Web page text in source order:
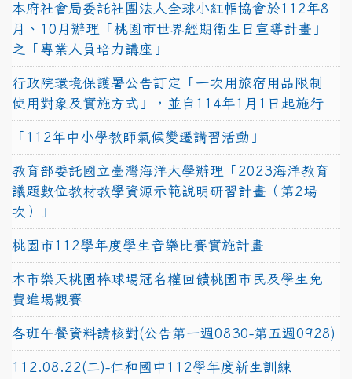
本府社會局委託社團法人全球小紅帽協會於112年8
月、10月辦理「桃園市世界經期衛生日宣導計畫」
之「專業人員培力講座」
行政院環境保護署公告訂定「一次用旅宿用品限制
使用對象及實施方式」，並自114年1月1日起施行
「112年中小學教師氣候變遷講習活動」
教育部委託國立臺灣海洋大學辦理「2023海洋教育
議題數位教材教學資源示範說明研習計畫（第2場
次）」
桃園市112學年度學生音樂比賽實施計畫
本市樂天桃園棒球場冠名權回饋桃園市民及學生免
費進場觀賽
各班午餐資料請核對(公告第一週0830-第五週0928)
112.08.22(二)-仁和國中112學年度新生訓練